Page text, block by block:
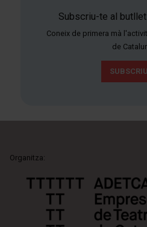
Subscriu-te al
Coneix de primera mà
de
Organitza: